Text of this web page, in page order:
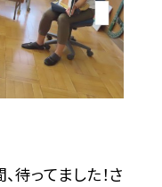
ってました！さ